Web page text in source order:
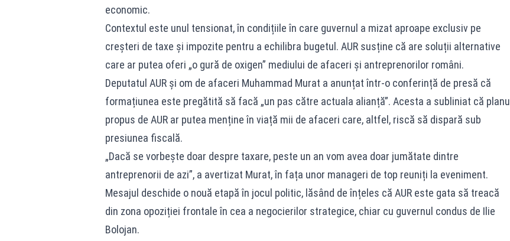
economic.
Contextul este unul tensionat, în condițiile în care guvernul a mizat aproape exclusiv pe
creșteri de taxe și impozite pentru a echilibra bugetul. AUR susține că are soluții alternative
care ar putea oferi „o gură de oxigen” mediului de afaceri și antreprenorilor români.
Deputatul AUR și om de afaceri Muhammad Murat a anunțat într-o conferință de presă că
formațiunea este pregătită să facă „un pas către actuala alianță”. Acesta a subliniat că planul
propus de AUR ar putea menține în viață mii de afaceri care, altfel, riscă să dispară sub
presiunea fiscală.
„Dacă se vorbește doar despre taxare, peste un an vom avea doar jumătate dintre
antreprenorii de azi”, a avertizat Murat, în fața unor manageri de top reuniți la eveniment.
Mesajul deschide o nouă etapă în jocul politic, lăsând de înțeles că AUR este gata să treacă
din zona opoziției frontale în cea a negocierilor strategice, chiar cu guvernul condus de Ilie
Bolojan.